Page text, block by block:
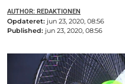
AUTHOR: REDAKTIONEN
Opdateret: jun 23, 2020, 08:56
Published: jun 23, 2020, 08:56